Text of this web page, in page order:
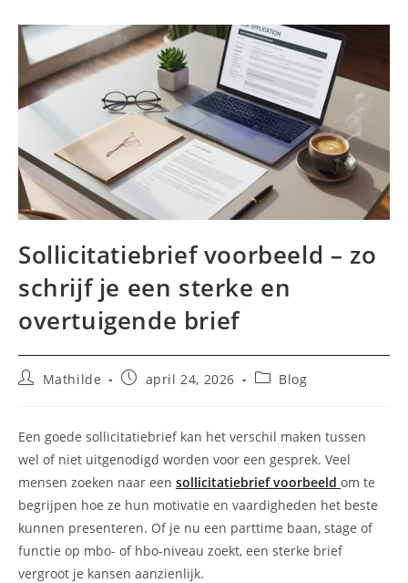
Sollicitatiebrief voorbeeld – zo
schrijf je een sterke en
overtuigende brief
BerichtMathilde
Berichtapril 24, 2026 Berichtcategorie:
Blog
Een goede sollicitatiebrief kan het verschil maken tussen
wel of niet uitgenodigd worden voor een gesprek. Veel
mensen zoeken naar een sollicitatiebrief voorbeeld om te
begrijpen hoe ze hun motivatie en vaardigheden het beste
kunnen presenteren. Of je nu een parttime baan, stage of
functie op mbo- of hbo-niveau zoekt, een sterke brief
vergroot je kansen aanzienlijk.